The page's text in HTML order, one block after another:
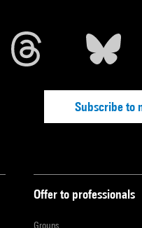
Subscribe to
Offer to professionals
Groups